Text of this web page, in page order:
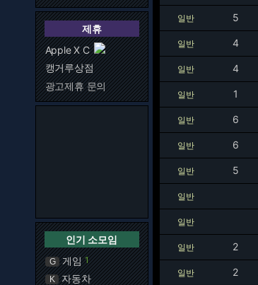
제휴
Apple X C
캥거루상점
광고제휴 문의
인기 소모임
G 게임 1
K 자동차
일반 5
일반 4
일반 4
일반 1
일반 6
일반 6
일반 5
일반
일반
일반 2
일반 2